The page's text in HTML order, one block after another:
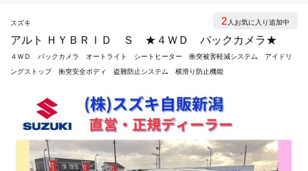
スズキ
アルト ＨＹＢＲＩＤ Ｓ ★４ＷＤ バックカメラ★
４ＷＤ バックカメラ オートライト シートヒーター 衝突被害軽減システム アイドリ
ングストップ 衝突安全ボディ 盗難防止システム 横滑り防止機能
2 人お気に入り追加中